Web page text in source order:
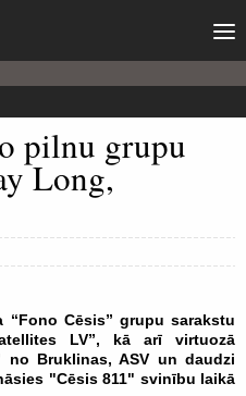
pilnu grupu
Long,
“Fono Cēsis” grupu sarakstu
LV”, kā arī virtuozā
no Bruklinas, ASV un daudzi
"Cēsis 811" svinību laikā